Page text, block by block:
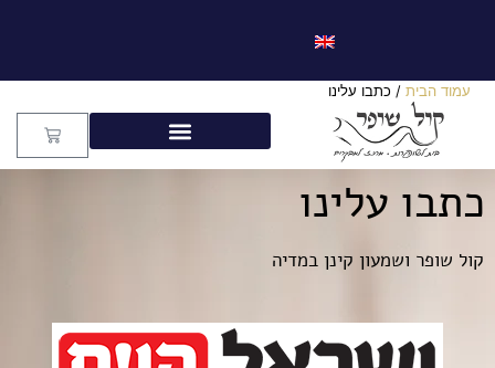
עמוד הבית / כתבו עלינו
כתבו עלינו
קול שופר ושמעון קינן במדיה